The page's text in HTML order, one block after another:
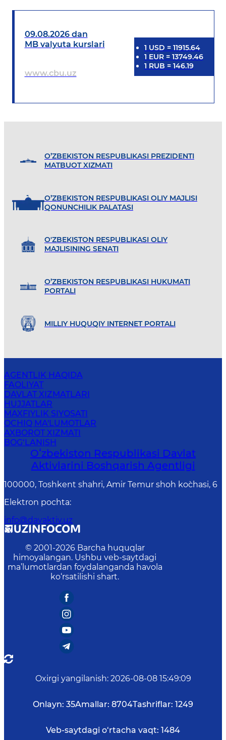
09.08.2026 dan
MB valyuta kurslari
www.cbu.uz
1 USD = 11915.64
1 EUR= 13749.46
1 RUB = 146.19
O’ZBEKISTON RESPUBLIKASI PREZIDENTI
MATBUOT XIZMATI
O’ZBEKISTON RESPUBLIKASI OLIY MAJLISI
QONUNCHILIK PALATASI
O'ZBEKISTON RESPUBLIKASI OLIY
MAJLISINING SENATI
O’ZBEKISTON RESPUBLIKASI HUKUMATI
PORTALI
MILLIY HUQUQIY INTERNET PORTALI
AGENTLIK HAQIDA
FAOLIYAT
DAVLAT XIZMATLARI
HUJJATLAR
MAXFIYLIK SIYOSATI
OCHIQ MA'LUMOTLAR
AXBOROT XIZMATI
BOG‘LANISH
Oʻzbekiston Respublikasi Davlat
Aktivlarini Boshqarish Agentligi
100000, Toshkent shahri, Amir Temur shoh ko`chasi, 6
Elektron pochta:
info@davaktiv.uz
© 2001-2026 Barcha huquqlar
himoyalangan. Ushbu veb-saytdagi
ma’lumotlardan foydalanganda havola
ko‘rsatilishi shart.
Oxirgi yangilanish: 2026-08-08 15:49:09
Onlayn: 35Amallar: 8704Tashriflar: 1249
Veb-saytdagi o‘rtacha vaqt: 1484